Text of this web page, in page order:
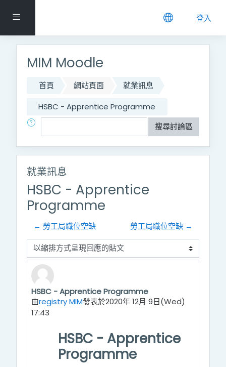
側板 登入
MIM Moodle
首頁 網站頁面
就業訊息
HSBC - Apprentice Programme
搜尋
搜尋討論區
就業訊息
HSBC - Apprentice
Programme
← 勞工局職位空缺 勞工局職位空缺 →
顯示模式
HSBC - Apprentice Programme
由registry MIM發表於2020年 12月 9日(Wed)
17:43
Number of replies: 0
HSBC - Apprentice
Programme